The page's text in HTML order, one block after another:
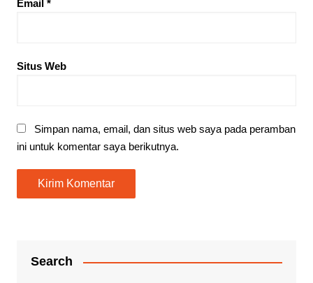
Email *
Situs Web
Simpan nama, email, dan situs web saya pada peramban
ini untuk komentar saya berikutnya.
Search